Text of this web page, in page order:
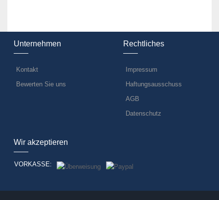
Unternehmen
Kontakt
Bewerten Sie uns
Rechtliches
Impressum
Haftungsausschuss
AGB
Datenschutz
Wir akzeptieren
VORKASSE: